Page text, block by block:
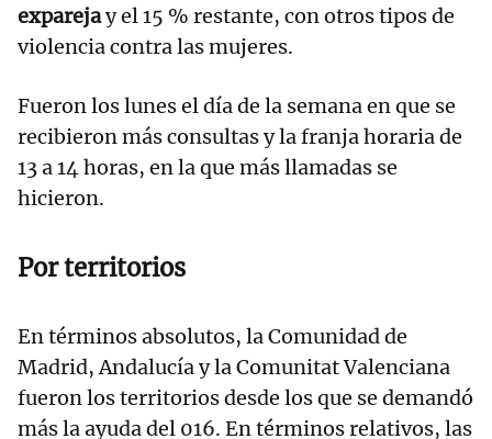
exparejay el 15 % restante, con otros tipos de
violencia contra las mujeres.
Fueron los lunes el día de la semana en que se
recibieron más consultas y la franja horaria de
13 a 14 horas, en la que más llamadas se
hicieron.
Por territorios
En términos absolutos, la Comunidad de
Madrid, Andalucía y la Comunitat Valenciana
fueron los territorios desde los que se demandó
más la ayuda del 016. En términos relativos, las